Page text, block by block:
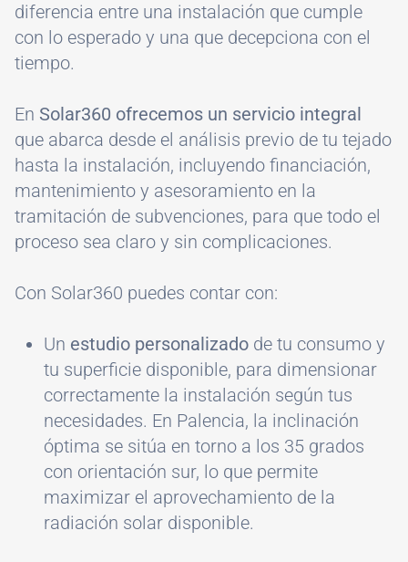
diferencia entre una instalación que cumple
con lo esperado y una que decepciona con el
tiempo.
En Solar360 ofrecemos un servicio integral
que abarca desde el análisis previo de tu tejado
hasta la instalación, incluyendo financiación,
mantenimiento y asesoramiento en la
tramitación de subvenciones, para que todo el
proceso sea claro y sin complicaciones.
Con Solar360 puedes contar con:
Un estudio personalizado de tu consumo y
tu superficie disponible, para dimensionar
correctamente la instalación según tus
necesidades. En Palencia, la inclinación
óptima se sitúa en torno a los 35 grados
con orientación sur, lo que permite
maximizar el aprovechamiento de la
radiación solar disponible.